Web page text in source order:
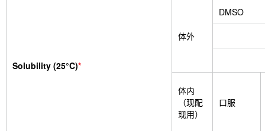
Solubility (25°C)*
体外
DMSO
体内
（现配
现用）
口服